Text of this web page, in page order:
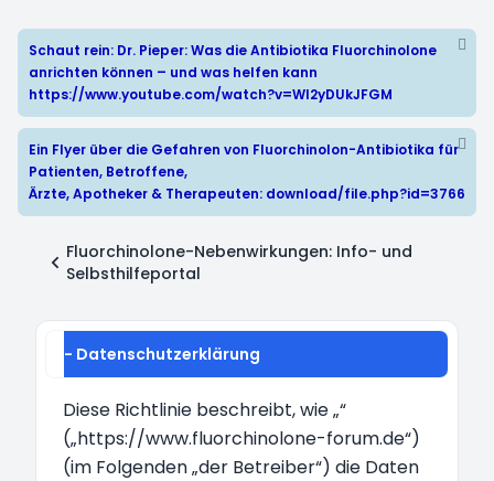
Schaut rein: Dr. Pieper: Was die Antibiotika Fluorchinolone
anrichten können – und was helfen kann
https://www.youtube.com/watch?v=WI2yDUkJFGM
Ein Flyer über die Gefahren von Fluorchinolon-Antibiotika für
Patienten, Betroffene,
Ärzte, Apotheker & Therapeuten: download/file.php?id=3766
Fluorchinolone-Nebenwirkungen: Info- und
Selbsthilfeportal
- Datenschutzerklärung
Diese Richtlinie beschreibt, wie „“
(„https://www.fluorchinolone-forum.de“)
(im Folgenden „der Betreiber“) die Daten